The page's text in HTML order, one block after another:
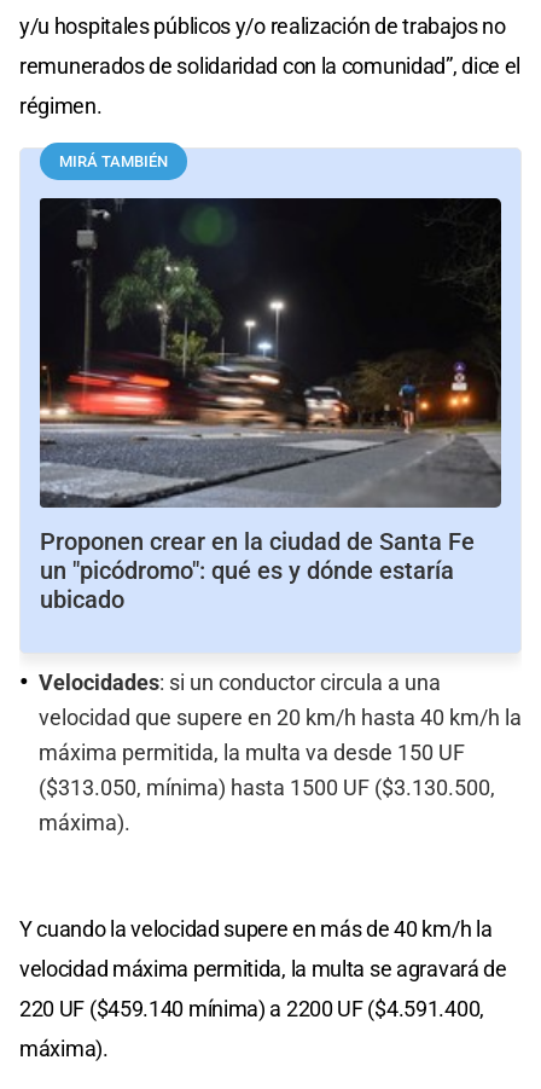
y/u hospitales públicos y/o realización de trabajos no
remunerados de solidaridad con la comunidad”, dice el
régimen.
MIRÁ TAMBIÉN
Proponen crear en la ciudad de Santa Fe
un "picódromo": qué es y dónde estaría
ubicado
Velocidades: si un conductor circula a una
velocidad que supere en 20 km/h hasta 40 km/h la
máxima permitida, la multa va desde 150 UF
($313.050, mínima) hasta 1500 UF ($3.130.500,
máxima).
Y cuando la velocidad supere en más de 40 km/h la
velocidad máxima permitida, la multa se agravará de
220 UF ($459.140 mínima) a 2200 UF ($4.591.400,
máxima).